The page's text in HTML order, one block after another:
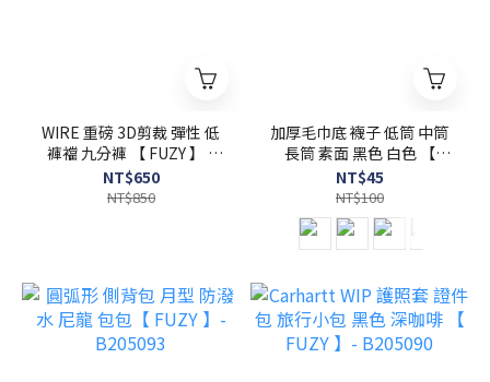
WIRE 重磅 3D剪裁 彈性 低
褲襠 九分褲 【 FUZY 】 -
P141
NT$650
NT$850
加厚毛巾底 襪子 低筒 中筒
長筒 素面 黑色 白色 【
FUZY 】 - G203032
NT$45
NT$100